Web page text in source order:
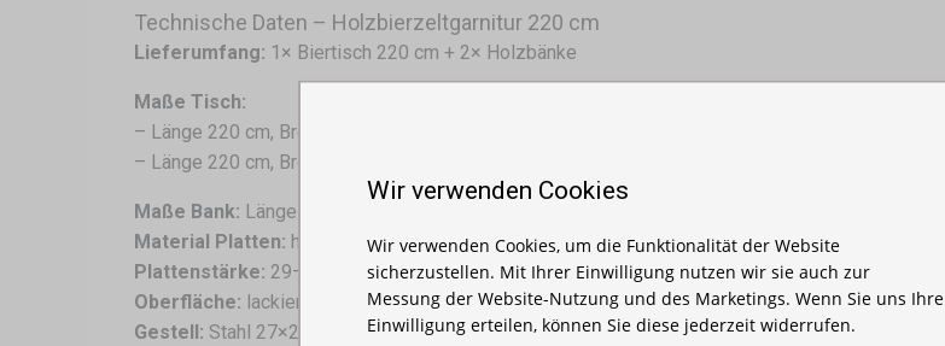
Technische Daten – Holzbierzeltgarnitur 220 cm
Lieferumfang: 1× Biertisch 220 cm + 2× Holzbänke
Maße Tisch:
– Länge 220 cm, Breite 50 cm, Höhe 76 cm, Plattenstärke 3 cm
– Länge 220 cm, Breite 70 cm, Höhe 76 cm, Plattenstärke 3 cm
Maße Bank: Länge 220 cm, Breite 25 cm, Höhe 48 cm, Holzstärke 3 cm
Material Platten: hochwertiges chinesisches Tannenholz
Plattenstärke: 29–30 mm ±3 %
Oberfläche: lackiert, für Innen- und Außenbereich geeignet
Gestell: Stahl 27×27×3 mm, grün pulverbeschichtet
Wir verwenden Cookies
Wir verwenden Cookies, um die Funktionalität der Website
sicherzustellen. Mit Ihrer Einwilligung nutzen wir sie auch zur
Messung der Website-Nutzung und des Marketings. Wenn Sie uns Ihre
Einwilligung erteilen, können Sie diese jederzeit widerrufen.